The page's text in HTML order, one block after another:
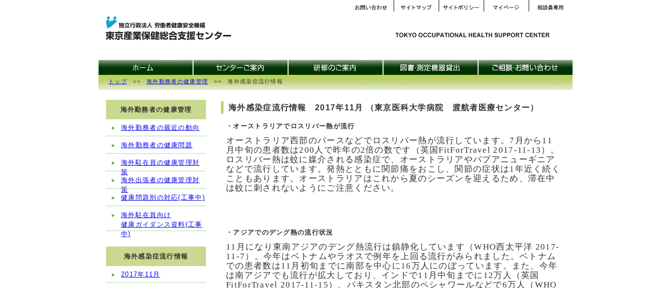
トップ>>海外勤務者の健康管理>> 海外感染症流行情報
海外勤務者の健康管理
海外勤務者の最近の動向
海外勤務者の健康問題
海外駐在員の健康管理対
策
海外出張者の健康管理対
策
健康問題別の対応(工事中)
海外駐在員向け
健康ガイダンス資料(工事
中)
海外感染症流行情報
2017年11月
海外感染症流行情報 2017年11月 （東京医科大学病院 渡航者医療センター）
・オーストラリアでロスリバー熱が流行
オーストラリア西部のパースなどでロスリバー熱が流行しています。7月から11
月中旬の患者数は200人で昨年の2倍の数です（英国FitForTravel 2017-11-13）。
ロスリバー熱は蚊に媒介される感染症で、オーストラリアやパプアニューギニア
などで流行しています。発熱とともに関節痛をおこし、関節の症状は1年近く続く
こともあります。オーストラリアはこれから夏のシーズンを迎えるため、滞在中
は蚊に刺されないようにご注意ください。
・アジアでのデング熱の流行状況
11月になり東南アジアのデング熱流行は鎮静化しています（WHO西太平洋 2017-
11-7）。今年はベトナムやラオスで例年を上回る流行がみられました。ベトナム
での患者数は11月初旬までに南部を中心に16万人にのぼっています。また、今年
は南アジアでも流行が拡大しており、インドで11月中旬までに12万人（英国
FitForTravel 2017-11-15）、パキスタン北部のペシャワールなどで6万人（WHO